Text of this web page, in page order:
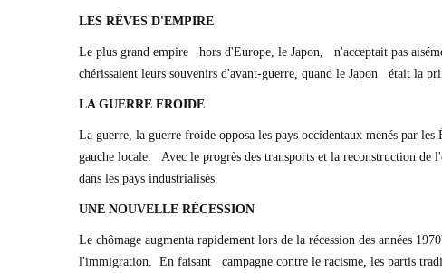
LES RÊVES D'EMPIRE
Le plus grand empire hors d'Europe, le Japon, n'acceptait pas
chérissaient leurs souvenirs d'avant-guerre, quand le Japon était la
LA GUERRE FROIDE
La guerre, la guerre froide opposa les pays occidentaux menés par
gauche locale. Avec le progrès des transports et la reconstruction
dans les pays industrialisés.
UNE NOUVELLE RÉCESSION
Le chômage augmenta rapidement lors de la récession des années
l'immigration. En faisant campagne contre le racisme, les partis